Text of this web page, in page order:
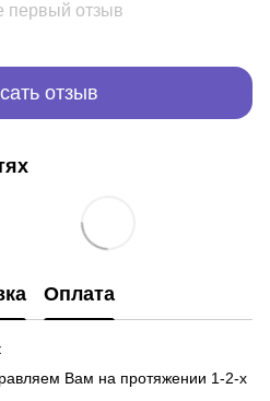
первый отзыв
отзыв
Оплата
Вам на протяжении 1-2-х